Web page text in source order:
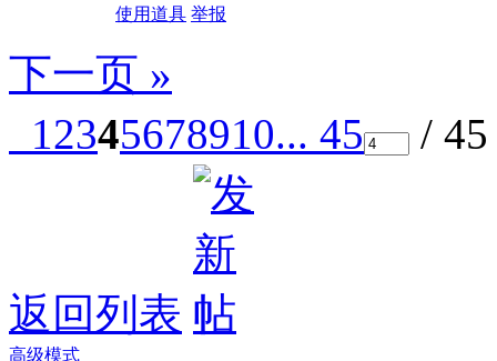
使用道具 举报
下一页 »
12345678910... 45 /
返回列表
高级模式